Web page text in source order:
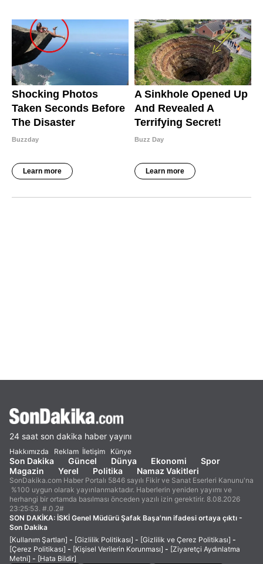
24 saat son dakika haber yayını
Hakkımızda Reklam İletişim Künye
Son Dakika Güncel Dünya Ekonomi
Spor
Magazin
Yerel Politika Namaz Vakitleri
SonDakika.com Haber Portalı 5846 sayılı Fikir ve Sanat Eserleri Kanunu'na
%100 uygun olarak yayınlanmaktadır. Haberlerin yeniden yayımı ve
herhangi bir ortamda basılması önceden yazılı izin gerektirir. 8.08.2026
23:25:53. #.0.2#
SON DAKİKA: İSKİ Genel Müdürü Şafak Başa'nın ifadesi ortaya çıktı -
Son Dakika
[Kullanım Şartları] - [Gizlilik Politikası] - [Gizlilik ve Çerez Politikası] -
[Çerez Politikası] - [Kişisel Verilerin Korunması] - [Ziyaretçi Aydınlatma
Metni] - [Hata Bildir]